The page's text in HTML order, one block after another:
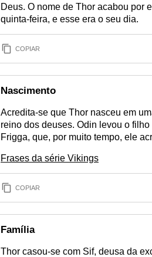
Deus. O nome de Thor acabou por
quinta-feira, e esse era o seu dia.
COPIAR
Nascimento
Acredita-se que Thor nasceu em
reino dos deuses. Odin levou o
Frigga, que, por muito tempo, ele
Frases da série Vikings
COPIAR
Família
Thor casou-se com Sif, deusa da